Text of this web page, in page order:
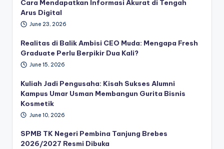
Cara Mendapatkan Informasi Akurat di Tengah
Arus Digital
June 23, 2026
Realitas di Balik Ambisi CEO Muda: Mengapa Fresh
Graduate Perlu Berpikir Dua Kali?
June 15, 2026
Kuliah Jadi Pengusaha: Kisah Sukses Alumni
Kampus Umar Usman Membangun Gurita Bisnis
Kosmetik
June 10, 2026
SPMB TK Negeri Pembina Tanjung Brebes
2026/2027 Resmi Dibuka